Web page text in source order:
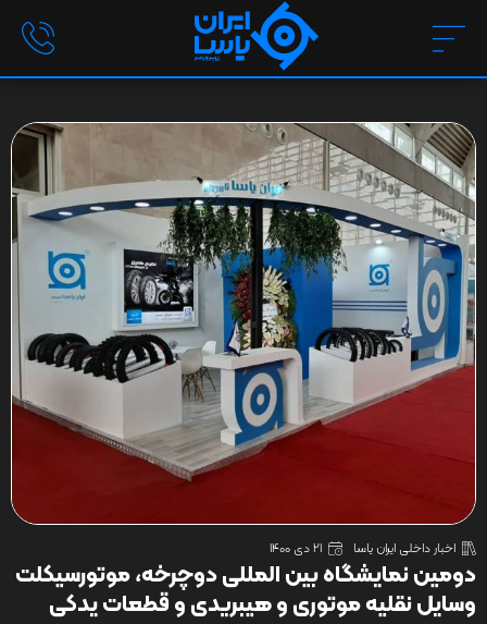
اخبار داخلی ایران یاسا 21 دی 1400
دومین نمایشگاه بین المللی دوچرخه، موتورسیکلت
وسایل نقلیه موتوری و هیبریدی و قطعات یدکی